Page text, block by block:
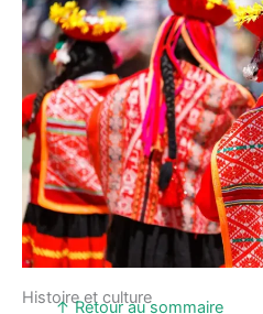
Histoire et culture
↑ Retour au sommaire